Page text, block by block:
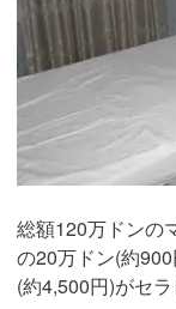
総額120万ドンの
の20万ドン(約
(約4,500円)がセ